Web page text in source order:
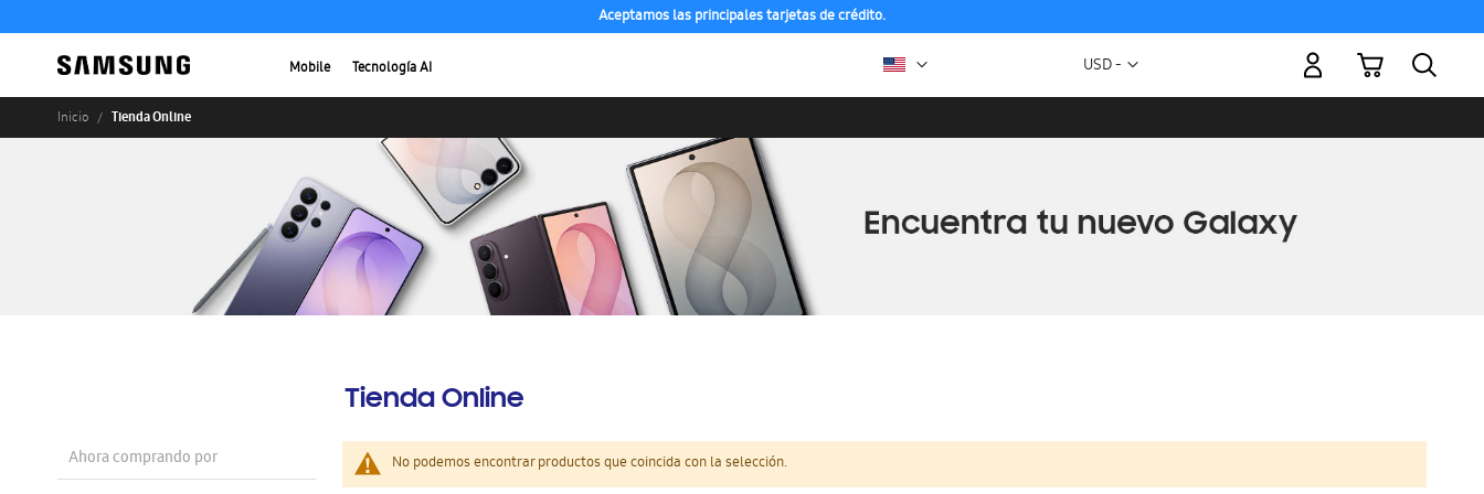
Aceptamos las principales tarjetas de crédito.
Mobile Tecnología AI Moneda
USD -
Mi carrito
Inicio Tienda Online
Tienda Online
No podemos encontrar productos que coincida con la selección.
Ahora comprando por